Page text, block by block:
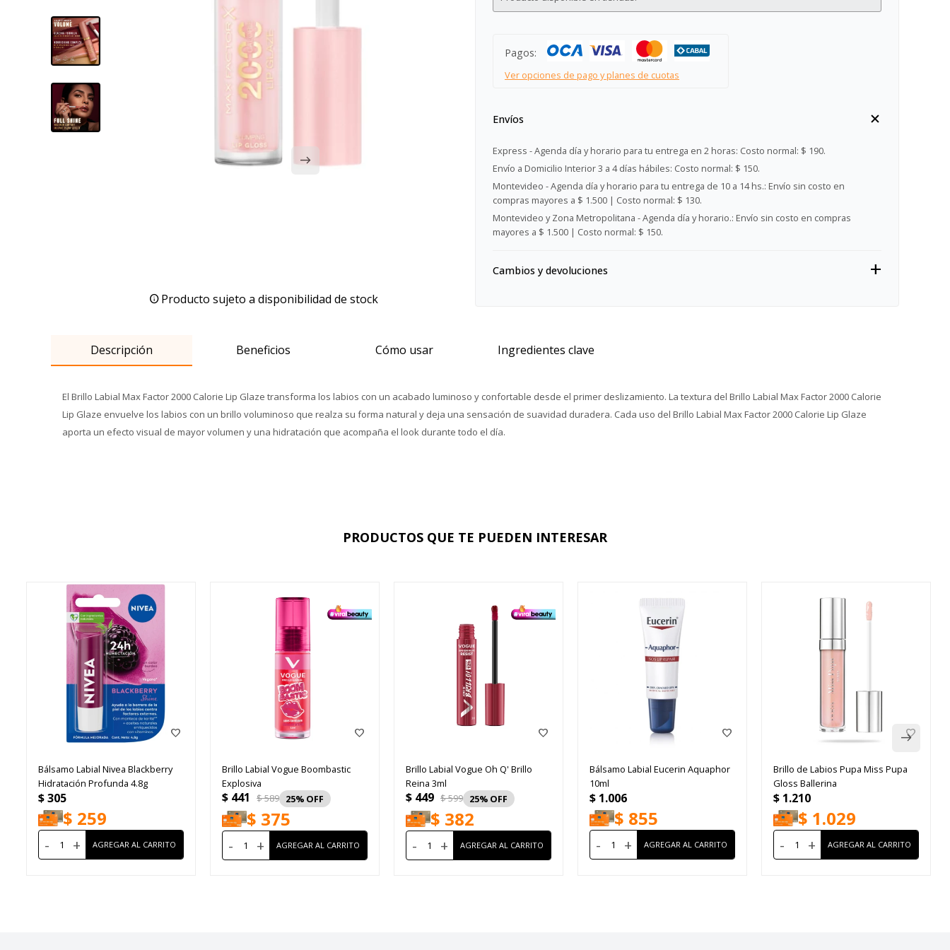
Producto sujeto a disponibilidad de stock
Pagos:
Ver opciones de pago y planes de cuotas
Envíos
Express - Agenda día y horario para tu entrega en 2 horas: Costo normal: $ 190.
Envío a Domicilio Interior 3 a 4 días hábiles: Costo normal: $ 150.
Montevideo - Agenda día y horario para tu entrega de 10 a 14 hs.: Envío sin costo en
compras mayores a $ 1.500 | Costo normal: $ 130.
Montevideo y Zona Metropolitana - Agenda día y horario.: Envío sin costo en compras
mayores a $ 1.500 | Costo normal: $ 150.
Cambios y devoluciones
Descripción Beneficios Cómo usar Ingredientes clave
El Brillo Labial Max Factor 2000 Calorie Lip Glaze transforma los labios con un acabado luminoso y confortable desde el primer deslizamiento. La textura del Brillo Labial Max Factor 2000 Calorie
Lip Glaze envuelve los labios con un brillo voluminoso que realza su forma natural y deja una sensación de suavidad duradera. Cada uso del Brillo Labial Max Factor 2000 Calorie Lip Glaze
aporta un efecto visual de mayor volumen y una hidratación que acompaña el look durante todo el día.
PRODUCTOS QUE TE PUEDEN INTERESAR
Bálsamo Labial Nivea Blackberry
Hidratación Profunda 4.8g
$305
$ 259
- +
Brillo Labial Vogue Boombastic
Explosiva
$ 441 $589 25
$ 375
- +
Brillo Labial Vogue Oh Q' Brillo
Reina 3ml
$ 449 $599 25
$ 382
- +
Bálsamo Labial Eucerin Aquaphor
10ml
$ 1.006
$ 855
- +
Brillo de Labios Pupa Miss Pupa
Gloss Ballerina
$ 1.210
$ 1.029
- +